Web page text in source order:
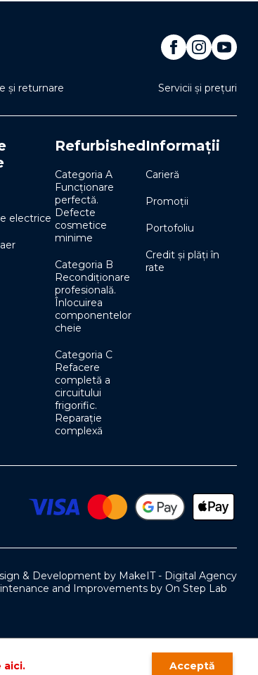
și returnare Servicii și prețuri
electrice
Refurbished
Categoria A
Funcționare
perfectă.
Defecte
cosmetice
minime
Categoria B
Recondiționare
profesională.
Înlocuirea
componentelor
cheie
Categoria C
Refacere
completă a
circuitului
frigorific.
Reparație
complexă
Informații
Carieră
Promoții
Portofoliu
Credit și plăți în
rate
& Development by MakeIT - Digital Agency
and Improvements by On Step Lab
aici. Acceptă